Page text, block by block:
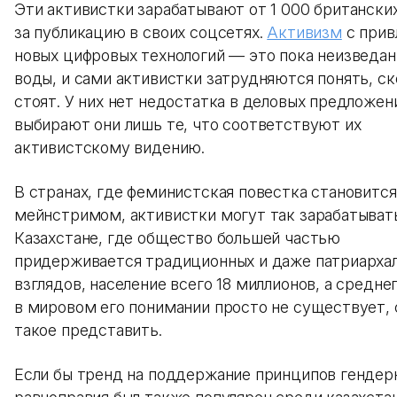
Эти активистки зарабатывают от 1 000
за публикацию в своих соцсетях. Активизм с
новых цифровых технологий — это пока
воды, и сами активистки затрудняются понять,
стоят. У них нет недостатка в деловых
выбирают они лишь те, что соответствуют их
активистскому видению.
В странах, где феминистская повестка становится
мейнстримом, активистки могут так
Казахстане, где общество большей частью
придерживается традиционных и даже
взглядов, население всего 18 миллионов, а
в мировом его понимании просто не существует,
такое представить.
Если бы тренд на поддержание принципов